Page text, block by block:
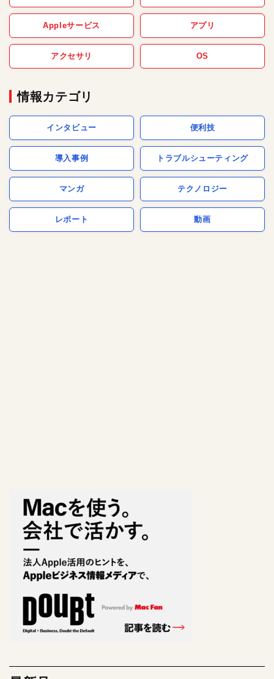
Appleサービス アプリ
アクセサリ OS
情報カテゴリ
インタビュー 便利技
導入事例 トラブルシューティング
マンガ テクノロジー
レポート 動画